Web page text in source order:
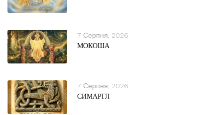
7 Серпня, 2026
МОКОША
7 Серпня, 2026
СИМАРГЛ